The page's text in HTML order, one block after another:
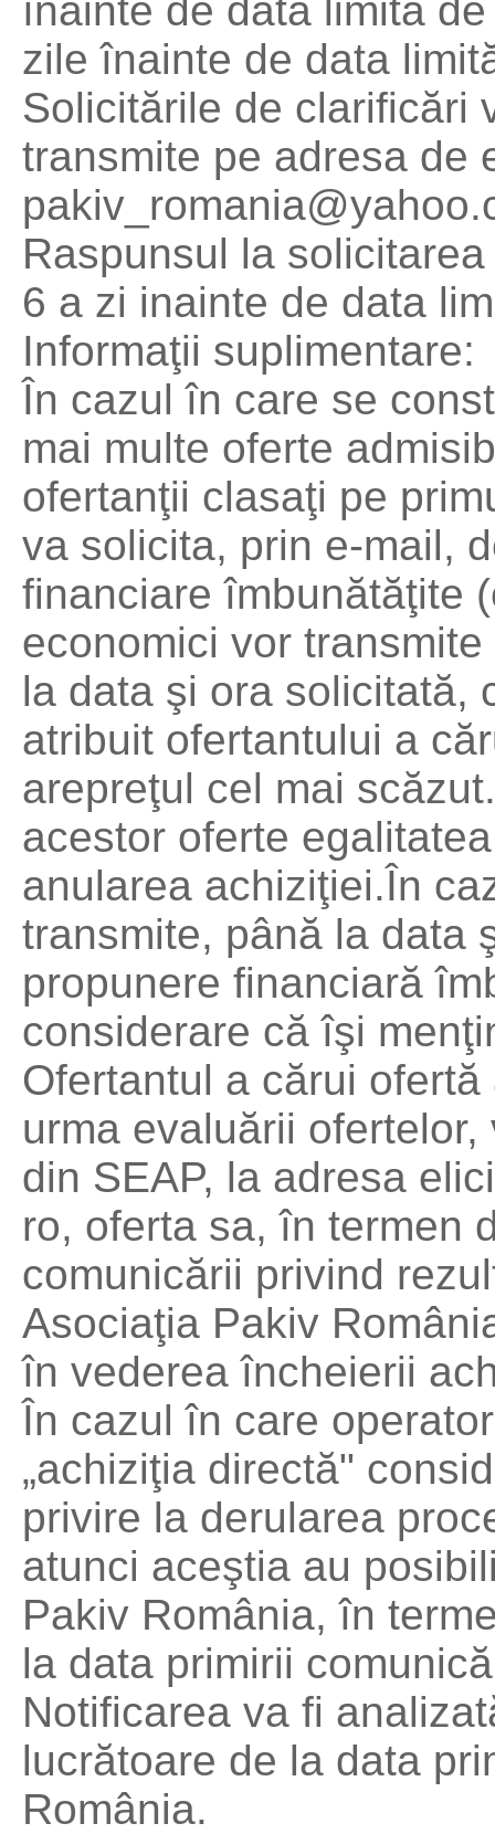
înainte de data limită
zile înainte de data
Solicitările de clarificări
transmite pe adresa de
Raspunsul la
6 a zi inainte de data
Informaţii suplimentare:
În cazul în care se
mai multe oferte
ofertanţii clasaţi pe
va solicita, prin e-mail,
financiare îmbunătăţite
economici vor
la data şi ora solicitată,
atribuit ofertantului a
arepreţul cel mai
acestor oferte
anularea achiziţiei.În
transmite, până la data
propunere financiară
considerare că îşi
Ofertantul a cărui
urma evaluării
din SEAP, la adresa
ro, oferta sa, în termen
comunicării privind
Asociaţia Pakiv
în vederea încheierii
În cazul în care
„achiziţia directă"
privire la derularea
atunci aceştia au
Pakiv România, în
la data primirii
Notificarea va fi
lucrătoare de la data
România.